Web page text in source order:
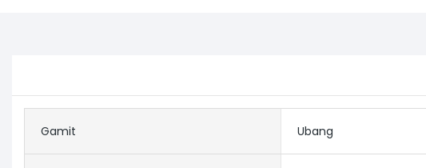
Gamit Ubang